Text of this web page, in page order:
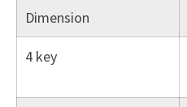
Dimension
4 key